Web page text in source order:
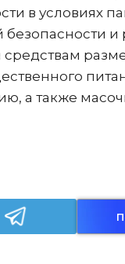
в условиях
средствам
а также